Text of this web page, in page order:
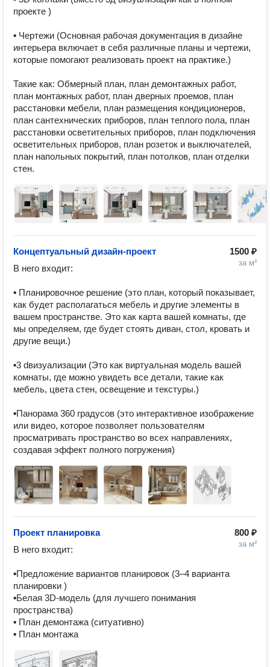
проекте )
▪ Чертежи (Основная рабочая документация в дизайне
интерьера включает в себя различные планы и чертежи,
которые помогают реализовать проект на практике.)
Такие как: Обмерный план, план демонтажных работ,
план монтажных работ, план дверных проемов, план
расстановки мебели, план размещения кондиционеров,
план сантехнических приборов, план теплого пола, план
расстановки осветительных приборов, план подключения
осветительных приборов, план розеток и выключателей,
план напольных покрытий, план потолков, план отделки
стен.
1500 ₽
за м²
Концептуальный дизайн-проект
В него входит:
▪ Планировочное решение (это план, который показывает,
как будет располагаться мебель и другие элементы в
вашем пространстве. Это как карта вашей комнаты, где
мы определяем, где будет стоять диван, стол, кровать и
другие вещи.)
▪3 dвизуализации (Это как виртуальная модель вашей
комнаты, где можно увидеть все детали, такие как
мебель, цвета стен, освещение и текстуры.)
▪Панорама 360 градусов (это интерактивное изображение
или видео, которое позволяет пользователям
просматривать пространство во всех направлениях,
800 ₽
за м²
Проект планировка
В него входит:
▪Предложение вариантов планировок (3–4 варианта
планировки )
▪Белая 3D-модель (для лучшего понимания
пространства)
▪ План демонтажа (ситуативно)